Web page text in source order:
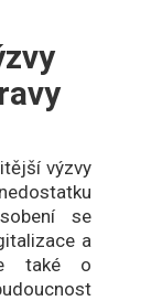
výzvy
se
a
také o